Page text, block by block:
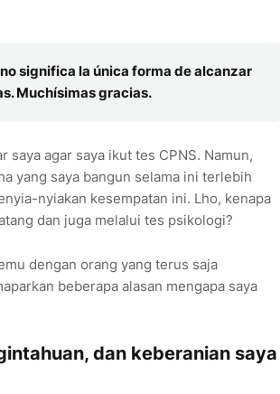
significa la única forma de alcanzar
Muchísimas gracias.
agar saya ikut tes CPNS. Namun,
yang saya bangun selama ini terlebih
nyiakan kesempatan ini. Lho, kenapa
dan juga melalui tes psikologi?
dengan orang yang terus saja
beberapa alasan mengapa saya
dan keberanian saya